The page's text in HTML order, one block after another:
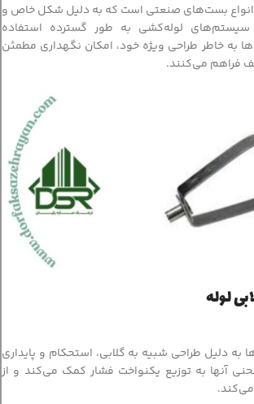
انواع بست‌های صنعتی است که به دلیل شکل خاص و
سیستم‌های لوله‌کشی به طور گسترده استفاده
به خاطر طراحی ویژه خود، امکان نگهداری مطمئن
فراهم می‌کنند.
لوله
به دلیل طراحی شبیه به گلابی، استحکام و پایداری
آنها به توزیع یکنواخت فشار کمک می‌کند و از